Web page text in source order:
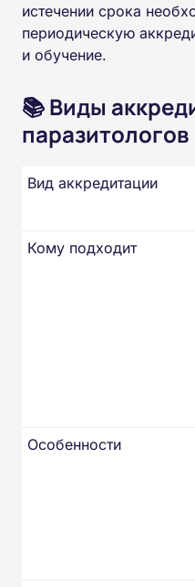
истечении срока
периодическую
и обучение.
📚 Виды
паразитологов
Вид аккредитации
Кому подходит
Особенности